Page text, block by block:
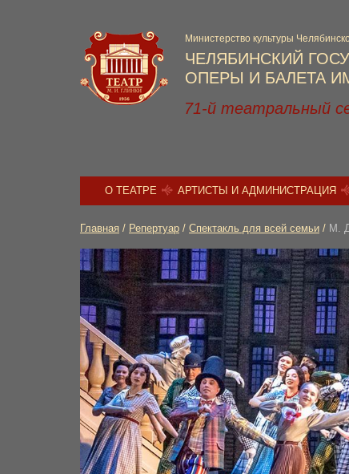
ЧЕЛЯБИНСКИЙ
ОПЕРЫ И БАЛЕТА
Министерство культуры
71-й театральный
О ТЕАТРЕ АРТИСТЫ И АДМИНИСТРАЦИЯ
Главная / Репертуар / Спектакль для всей семьи / М.